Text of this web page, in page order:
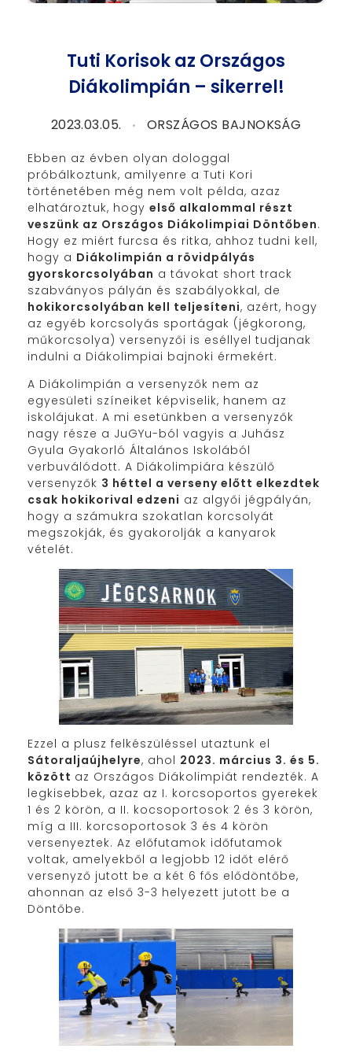
Tuti Korisok az Országos
Diákolimpián – sikerrel!
2023.03.05. ORSZÁGOS BAJNOKSÁG
Ebben az évben olyan dologgal
próbálkoztunk, amilyenre a Tuti Kori
történetében még nem volt példa, azaz
elhatároztuk, hogy első alkalommal részt
veszünk az Országos Diákolimpiai Döntőben.
Hogy ez miért furcsa és ritka, ahhoz tudni kell,
hogy a Diákolimpián a rövidpályás
gyorskorcsolyában a távokat short track
szabványos pályán és szabályokkal, de
hokikorcsolyában kell teljesíteni, azért, hogy
az egyéb korcsolyás sportágak (jégkorong,
műkorcsolya) versenyzői is eséllyel tudjanak
indulni a Diákolimpiai bajnoki érmekért.
A Diákolimpián a versenyzők nem az
egyesületi színeiket képviselik, hanem az
iskolájukat. A mi esetünkben a versenyzők
nagy része a JuGYu-ból vagyis a Juhász
Gyula Gyakorló Általános Iskolából
verbuválódott. A Diákolimpiára készülő
versenyzők 3 héttel a verseny előtt elkezdtek
csak hokikorival edzeni az algyői jégpályán,
hogy a számukra szokatlan korcsolyát
megszokják, és gyakorolják a kanyarok
vételét.
Ezzel a plusz felkészüléssel utaztunk el
Sátoraljaújhelyre, ahol 2023. március 3. és 5.
között az Országos Diákolimpiát rendezték. A
legkisebbek, azaz az I. korcsoportos gyerekek
1 és 2 körön, a II. kocsoportosok 2 és 3 körön,
míg a III. korcsoportosok 3 és 4 körön
versenyeztek. Az előfutamok időfutamok
voltak, amelyekből a legjobb 12 időt elérő
versenyző jutott be a két 6 fős elődöntőbe,
ahonnan az első 3-3 helyezett jutott be a
Döntőbe.